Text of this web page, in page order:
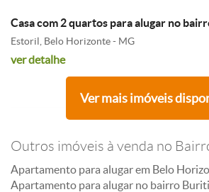
Casa com 2 quartos para alugar no
Estoril, Belo Horizonte - MG
ver detalhe
Ver mais imóveis
Outros imóveis à venda no
Apartamento para alugar em Belo
Apartamento para alugar no bairro